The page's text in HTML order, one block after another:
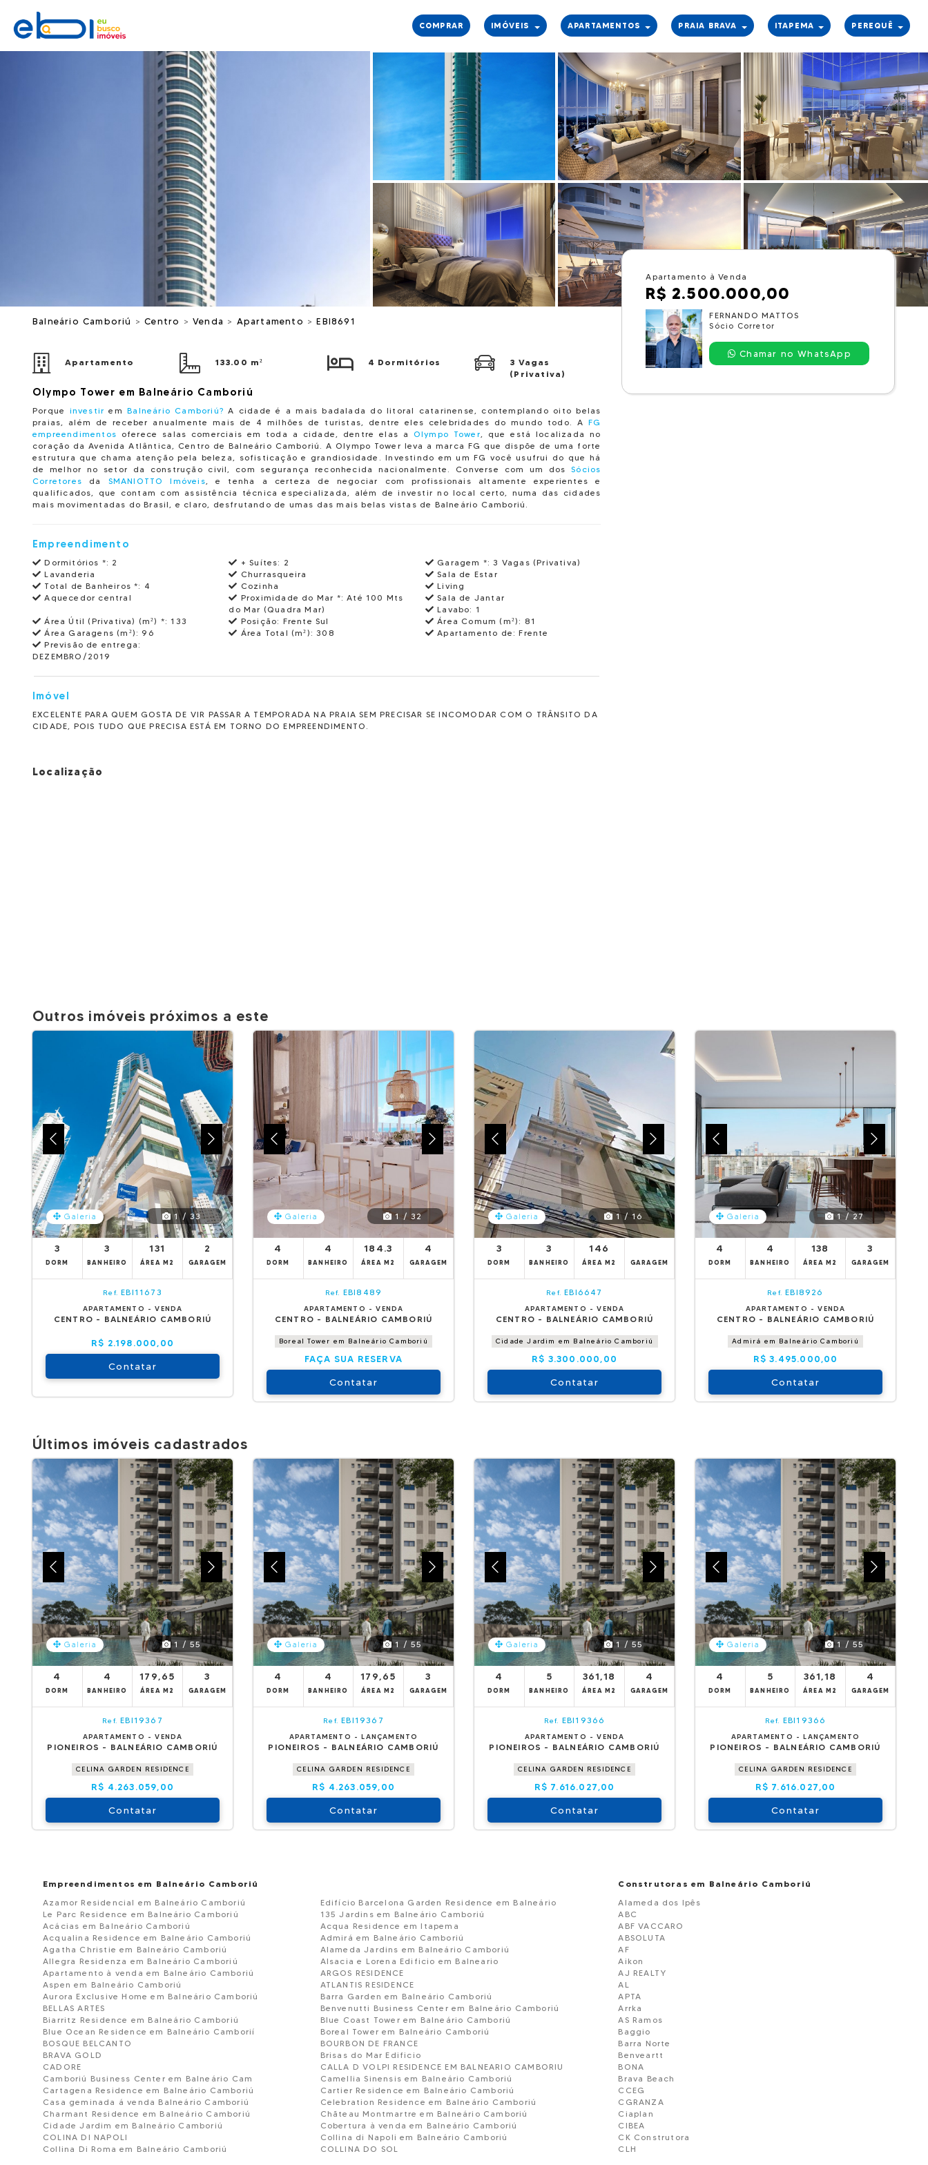
COMPRAR IMÓVEIS APARTAMENTOS PRAIA BRAVA ITAPEMA PEREQUÊ
Balneário Camboriú >Centro >Venda > Apartamento >EBI8691
Apartamento 133.00 m² 4 Dormitórios
3 Vagas
(Privativa)
Olympo Tower em Balneário Camboriú
Porque investir emBalneário Camboriú? A cidade é a mais badalada do litoral catarinense, contemplando oito belas
praias, além de receber anualmente mais de 4 milhões de turistas, dentre eles celebridades do mundo todo. A FG
empreendimentos oferece salas comerciais em toda a cidade, dentre elas a Olympo Tower, que está localizada no
coração da Avenida Atlântica, Centro de Balneário Camboriú. A Olympo Tower leva a marca FG que dispõe de uma forte
estrutura que chama atenção pela beleza, sofisticação e grandiosidade. Investindo em um FG você usufrui do que há
de melhor no setor da construção civil, com segurança reconhecida nacionalmente. Converse com um dosSócios
Corretores da SMANIOTTO Imóveis, e tenha a certeza de negociar com profissionais altamente experientes e
qualificados, que contam com assistência técnica especializada, além de investir no local certo, numa das cidades
mais movimentadas do Brasil, e claro, desfrutando de umas das mais belas vistas de Balneário Camboriú.
Empreendimento
Dormitórios *: 2 + Suítes: 2 Garagem *:3 Vagas (Privativa)
Lavanderia
Churrasqueira
Sala de Estar
Total de Banheiros *: 4 Cozinha
Living
Aquecedor central
Proximidade do Mar *:Até 100 Mts
do Mar (Quadra Mar)
Sala de Jantar
Lavabo: 1
Área Útil (Privativa) (m²) *: 133 Posição: Frente Sul Área Comum (m²): 81
Área Garagens (m²): 96 Área Total (m²):308 Apartamento de:Frente
Previsão de entrega:
DEZEMBRO/2019
Imóvel
EXCELENTE PARA QUEM GOSTA DE VIR PASSAR A TEMPORADA NA PRAIA SEM PRECISAR SE INCOMODAR COM O TRÂNSITO DA
CIDADE, POIS TUDO QUE PRECISA ESTÁ EM TORNO DO EMPREENDIMENTO.
Apartamento à Venda
R$ 2.500.000,00
FERNANDO MATTOS
Sócio Corretor
Chamar no WhatsApp
Localização
Outros imóveis próximos a este
Galeria 1 / 33
3
DORM
3
BANHEIRO
131
ÁREA M2
2
GARAGEM
Ref. EBI11673
APARTAMENTO - VENDA
CENTRO - BALNEÁRIO CAMBORIÚ
R$ 2.198.000,00
Contatar
Galeria 1 / 32
4
DORM
4
BANHEIRO
184.3
ÁREA M2
4
GARAGEM
Ref. EBI8489
APARTAMENTO - VENDA
CENTRO - BALNEÁRIO CAMBORIÚ
Boreal Tower em Balneário Camboriú
FAÇA SUA RESERVA
Contatar
Galeria 1 / 16
3
DORM
3
BANHEIRO
146
ÁREA M2 GARAGEM
Ref. EBI6647
APARTAMENTO - VENDA
CENTRO - BALNEÁRIO CAMBORIÚ
Cidade Jardim em Balneário Camboriú
R$ 3.300.000,00
Contatar
Galeria 1 / 27
4
DORM
4
BANHEIRO
138
ÁREA M2
3
GARAGEM
Ref. EBI8926
APARTAMENTO - VENDA
CENTRO - BALNEÁRIO CAMBORIÚ
Admirá em Balneário Camboriú
R$ 3.495.000,00
Contatar
Últimos imóveis cadastrados
Galeria 1 / 55
4
DORM
4
BANHEIRO
179,65
ÁREA M2
3
GARAGEM
Ref. EBI19367
APARTAMENTO - VENDA
PIONEIROS - BALNEÁRIO CAMBORIÚ
CELINA GARDEN RESIDENCE
R$ 4.263.059,00
Contatar
Galeria 1 / 55
4
DORM
4
BANHEIRO
179,65
ÁREA M2
3
GARAGEM
Ref. EBI19367
APARTAMENTO - LANÇAMENTO
PIONEIROS - BALNEÁRIO CAMBORIÚ
CELINA GARDEN RESIDENCE
R$ 4.263.059,00
Contatar
Galeria 1 / 55
4
DORM
5
BANHEIRO
361,18
ÁREA M2
4
GARAGEM
Ref. EBI19366
APARTAMENTO - VENDA
PIONEIROS - BALNEÁRIO CAMBORIÚ
CELINA GARDEN RESIDENCE
R$ 7.616.027,00
Contatar
Galeria 1 / 55
4
DORM
5
BANHEIRO
361,18
ÁREA M2
4
GARAGEM
Ref. EBI19366
APARTAMENTO - LANÇAMENTO
PIONEIROS - BALNEÁRIO CAMBORIÚ
CELINA GARDEN RESIDENCE
R$ 7.616.027,00
Contatar
Empreendimentos em Balneário Camboriú
Azamor Residencial em Balneário Camboriú
Edifício Barcelona Garden Residence em Balneário
Le Parc Residence em Balneário Camboriú
135 Jardins em Balneário Camboriú
Acácias em Balneário Camboriú
Acqua Residence em Itapema
Acqualina Residence em Balneário Camboriú
Admirá em Balneário Camboriú
Agatha Christie em Balneário Camboriú
Alameda Jardins em Balneário Camboriú
Allegra Residenza em Balneário Camboriú
Alsacia e Lorena Edificio em Balneario
Apartamento à venda em Balneário Camboriú
ARGOS RESIDENCE
Aspen em Balneário Camboriú
ATLANTIS RESIDENCE
Aurora Exclusive Home em Balneário Camboriú
Barra Garden em Balneário Camboriú
BELLAS ARTES
Benvenutti Business Center em Balneário Camboriú
Biarritz Residence em Balneário Camboriú
Blue Coast Tower em Balneário Camboriú
Blue Ocean Residence em Balneário Camborií
Boreal Tower em Balneário Camboriú
BOSQUE BELCANTO
BOURBON DE FRANCE
BRAVA GOLD
Brisas do Mar Edificio
CADORE
CALLA D VOLPI RESIDENCE EM BALNEARIO CAMBORIU
Camboriú Business Center em Balneário Cam
Camellia Sinensis em Balneário Camboriú
Cartagena Residence em Balneário Camboriú
Cartier Residence em Balneário Camboriú
Casa geminada á venda Balneário Camboriú
Celebration Residence em Balneário Camboriú
Charmant Residence em Balneário Camboriú
Chãteau Montmartre em Balneário Camboriú
Cidade Jardim em Balneário Camboriú
Cobertura à venda em Balneário Camboriú
COLINA DI NAPOLI
Collina di Napoli em Balneário Camboriú
Collina Di Roma em Balneário Camboriú
COLLINA DO SOL
Construtoras em Balneário Camboriú
Alameda dos Ipês
ABC
ABF VACCARO
ABSOLUTA
AF
Aikon
AJ REALTY
AL
APTA
Arrka
AS Ramos
Baggio
Barra Norte
Benveartt
BONA
Brava Beach
CCEG
CGRANZA
Ciaplan
CIBEA
CK Construtora
CLH